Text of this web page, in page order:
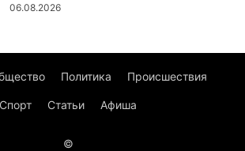
06.08.2026
Политика Происшествия
Спорт Статьи Афиша
©